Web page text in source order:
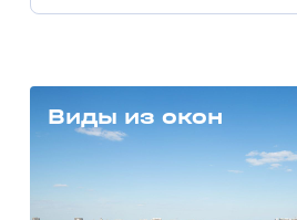
Виды из окон